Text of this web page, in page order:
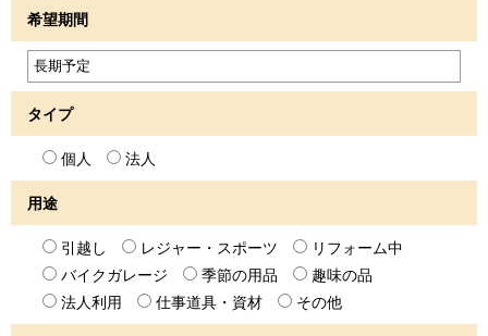
希望期間
タイプ
個人 法人
用途
引越し レジャー・スポーツ
リフォーム中
バイクガレージ
季節の用品
趣味の品
法人利用
仕事道具・資材 その他